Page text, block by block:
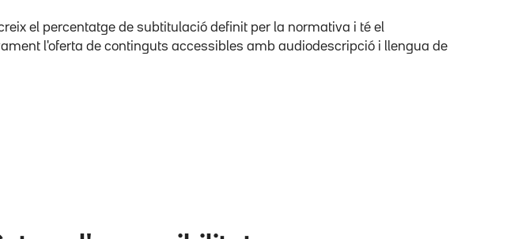
el percentatge de subtitulació definit per la normativa i té el
l'oferta de continguts accessibles amb audiodescripció i llengua de